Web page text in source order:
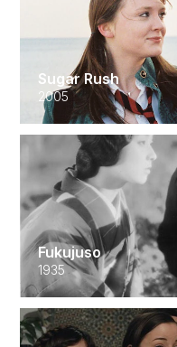
Sugar Rush
2005
Fukujuso
1935